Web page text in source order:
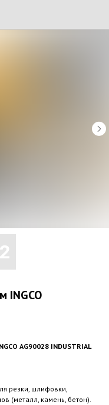
INGCO
AG90028 INDUSTRIAL
резки, шлифовки,
(металл, камень, бетон).